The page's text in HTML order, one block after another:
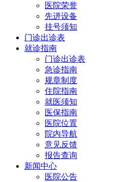
医院荣誉
先进设备
挂号须知
门诊出诊表
就诊指南
门诊出诊表
急诊指南
规章制度
住院指南
就医须知
医保指南
医院位置
院内导航
意见反馈
报告查询
新闻中心
医院公告